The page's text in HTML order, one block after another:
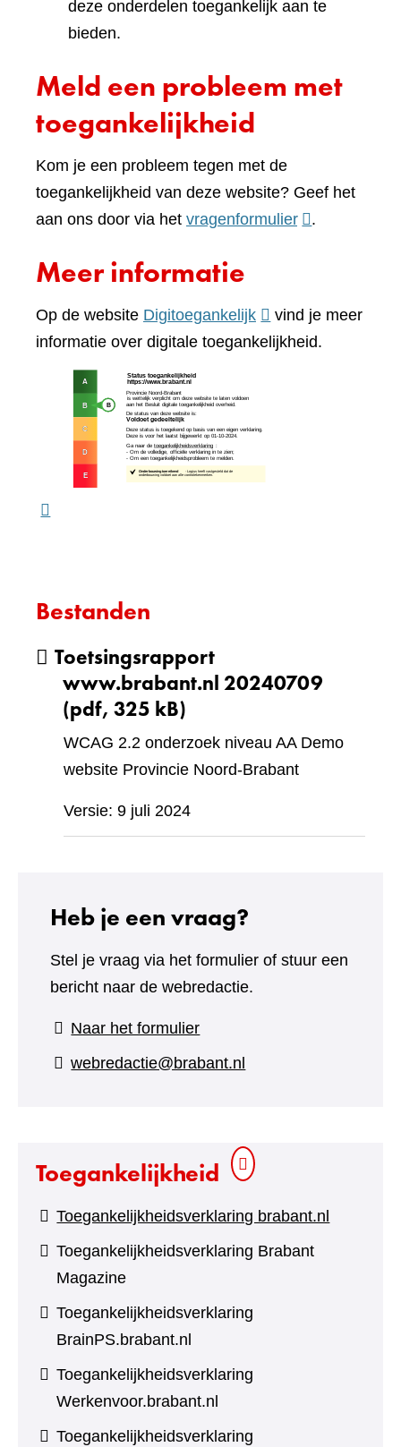
deze onderdelen toegankelijk aan te
bieden.
Meld een probleem met
toegankelijkheid
Kom je een probleem tegen met de
toegankelijkheid van deze website? Geef het
aan ons door via het vragenformulier(verwijst
website)
.
Meer informatie
Op de website Digitoegankelijk(verwijst
naar
vind je meer
informatie over digitale toegankelijkheid.
Bestanden
Toetsingsrapport
www.brabant.nl 20240709
(pdf, 325 kB)
WCAG 2.2 onderzoek niveau AA Demo
website Provincie Noord-Brabant
Versie: 9 juli 2024
Heb je een vraag?
Stel je vraag via het formulier of stuur een
bericht naar de webredactie.
Naar het formulier(verwijst
naar
webredactie@brabant.nl
Toegankelijkheid
Toegankelijkheidsverklaring brabant.nl
Toegankelijkheidsverklaring Brabant
Magazine
Toegankelijkheidsverklaring
BrainPS.brabant.nl
Toegankelijkheidsverklaring
Werkenvoor.brabant.nl
Toegankelijkheidsverklaring